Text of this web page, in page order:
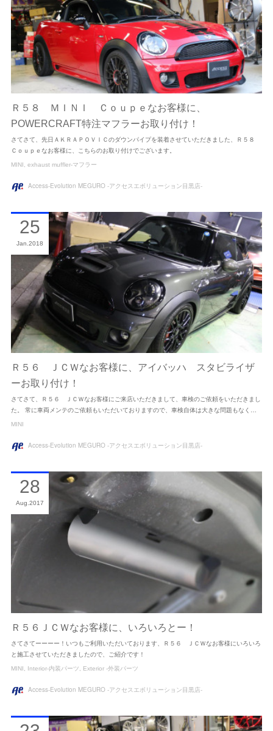
Ｒ５８ ＭＩＮＩ Ｃｏｕｐｅなお客様に、
POWERCRAFT特注マフラーお取り付け！
さてさて、先日ＡＫＲＡＰＯＶＩＣのダウンパイプを装着させていただきました、Ｒ５８
Ｃｏｕｐｅなお客様に、こちらのお取り付けでございます。
MINI exhaust muffler-マフラー
Access-Evolution MEGURO -アクセスエボリューション目黒店-
Ｒ５６ ＪＣＷなお客様に、アイバッハ スタビライザ
ーお取り付け！
さてさて、Ｒ５６ ＪＣＷなお客様にご来店いただきまして、車検のご依頼をいただきまし
た。 常に車両メンテのご依頼もいただいておりますので、車検自体は大きな問題もなく…
25
Jan 2018
MINI
Access-Evolution MEGURO -アクセスエボリューション目黒店-
Ｒ５６ＪＣＷなお客様に、いろいろとー！
さてさてーーーー！いつもご利用いただいております、Ｒ５６ ＪＣＷなお客様にいろいろ
と施工させていただきましたので、ご紹介です！
28
Aug 2017
MINI Interior-内装パーツ Exterior -外装パーツ
Access-Evolution MEGURO -アクセスエボリューション目黒店-